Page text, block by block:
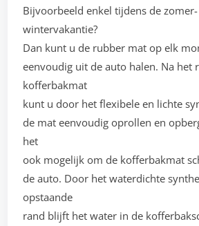
Bijvoorbeeld enkel tijdens de
wintervakantie?
Dan kunt u de rubber mat op elk
eenvoudig uit de auto halen. Na het
kofferbakmat
kunt u door het flexibele en lichte
de mat eenvoudig oprollen en
het
ook mogelijk om de kofferbakmat
de auto. Door het waterdichte
opstaande
rand blijft het water in de